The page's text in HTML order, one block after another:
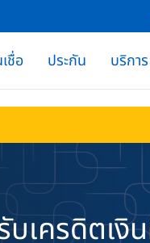
ชื่อ ประกัน บริการ
เครดิตเงิ